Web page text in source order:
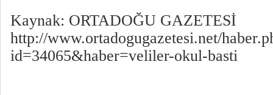
Kaynak: ORTADOĞU GAZETESİ
http://www.ortadogugazetesi.net/
id=34065&haber=veliler-okul-basti